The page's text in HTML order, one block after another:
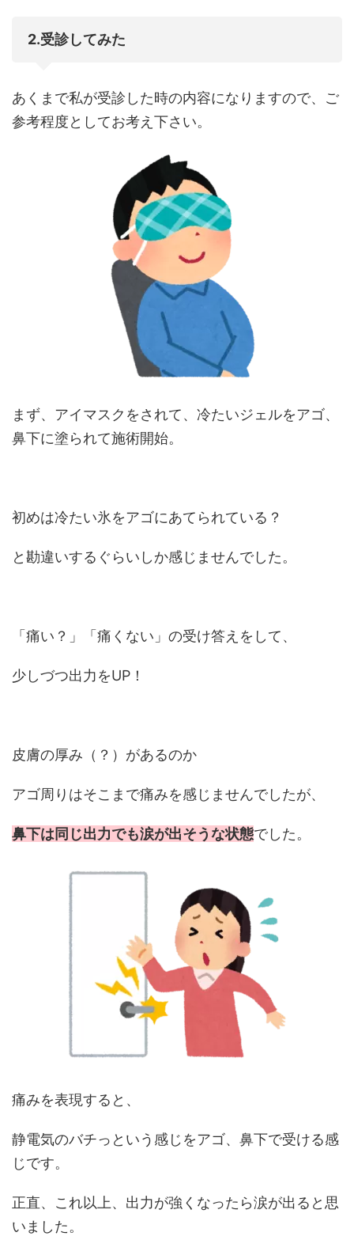
2.受診してみた
あくまで私が受診した時の内容になりますので、ご
参考程度としてお考え下さい。
まず、アイマスクをされて、冷たいジェルをアゴ、
鼻下に塗られて施術開始。
初めは冷たい氷をアゴにあてられている？
と勘違いするぐらいしか感じませんでした。
「痛い？」「痛くない」の受け答えをして、
少しづつ出力をUP！
皮膚の厚み（？）があるのか
アゴ周りはそこまで痛みを感じませんでしたが、
鼻下は同じ出力でも涙が出そうな状態でした。
痛みを表現すると、
静電気のバチっという感じをアゴ、鼻下で受ける感
じです。
正直、これ以上、出力が強くなったら涙が出ると思
いました。